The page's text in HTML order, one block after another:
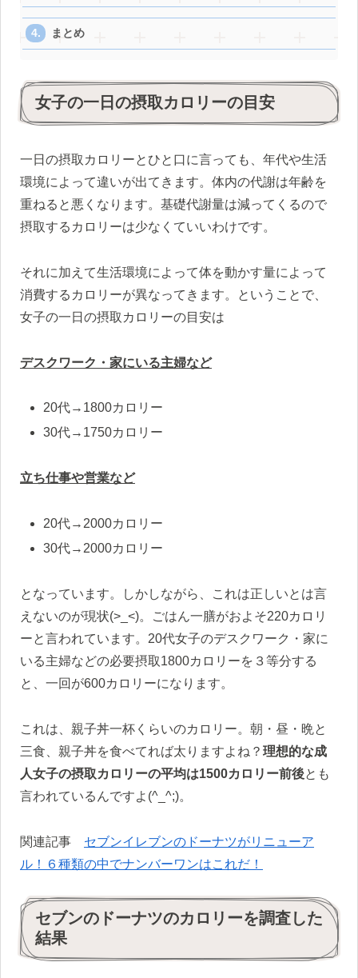
まとめ
女子の一日の摂取カロリーの目安
一日の摂取カロリーとひと口に言っても、年代や生活
環境によって違いが出てきます。体内の代謝は年齢を
重ねると悪くなります。基礎代謝量は減ってくるので
摂取するカロリーは少なくていいわけです。
それに加えて生活環境によって体を動かす量によって
消費するカロリーが異なってきます。ということで、
女子の一日の摂取カロリーの目安は
デスクワーク・家にいる主婦など
20代→1800カロリー
30代→1750カロリー
立ち仕事や営業など
20代→2000カロリー
30代→2000カロリー
となっています。しかしながら、これは正しいとは言
えないのが現状(>_<)。ごはん一膳がおよそ220カロリ
ーと言われています。20代女子のデスクワーク・家に
いる主婦などの必要摂取1800カロリーを３等分する
と、一回が600カロリーになります。
これは、親子丼一杯くらいのカロリー。朝・昼・晩と
三食、親子丼を食べてれば太りますよね？ 理想的な成
人女子の摂取カロリーの平均は1500カロリー前後とも
言われているんですよ(^_^;)。
関連記事 セブンイレブンのドーナツがリニューア
ル！６種類の中でナンバーワンはこれだ！
セブンのドーナツのカロリーを調査した
結果